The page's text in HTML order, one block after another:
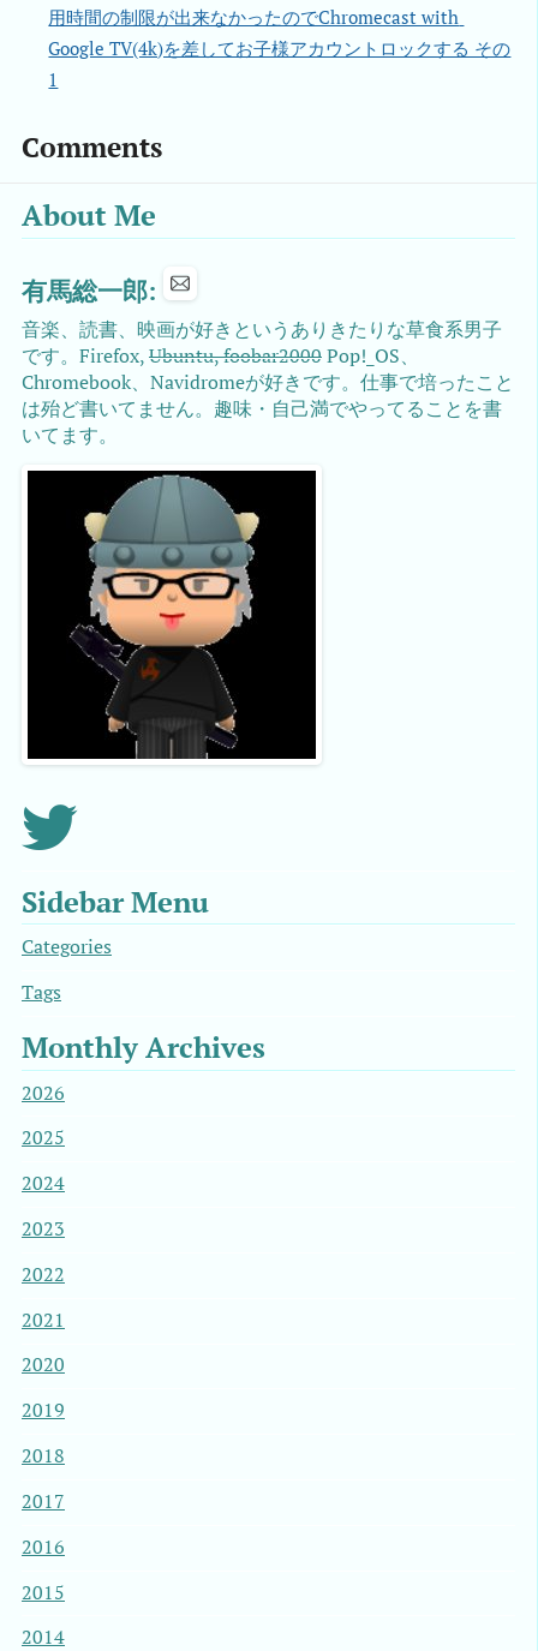
用時間の制限が出来なかったのでChromecast with
Google TV(4k)を差してお子様アカウントロックする その
1
Comments
About Me
有馬総一郎:
音楽、読書、映画が好きというありきたりな草食系男子
です。Firefox,Ubuntu, foobar2000Pop!_OS、
Chromebook、Navidromeが好きです。仕事で培ったこと
は殆ど書いてません。趣味・自己満でやってることを書
いてます。
Sidebar Menu
Categories
Tags
Monthly Archives
2026
2025
2024
2023
2022
2021
2020
2019
2018
2017
2016
2015
2014